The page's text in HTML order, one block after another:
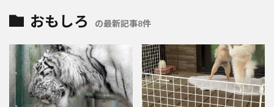
おもしろ の最新記事8件